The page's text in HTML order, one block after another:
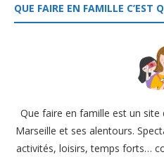
QUE FAIRE EN FAMILLE C’EST
Que faire en famille est un
Marseille et ses alentours.
activités, loisirs, temps forts…